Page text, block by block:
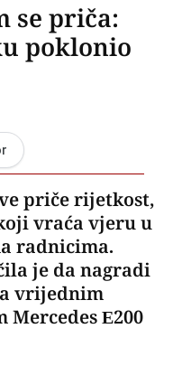
se priča:
poklonio
priče rijetkost,
vraća vjeru u
radnicima.
je da nagradi
vrijednim
E200